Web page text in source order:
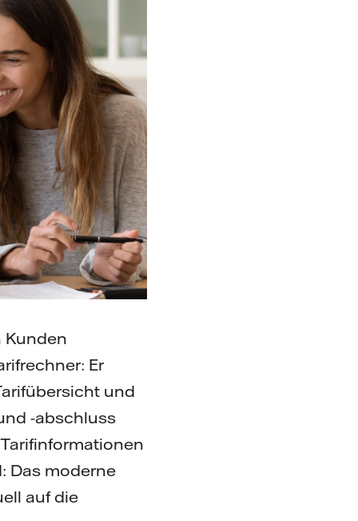
Kunden
Er
und
-abschluss
Das moderne
auf die